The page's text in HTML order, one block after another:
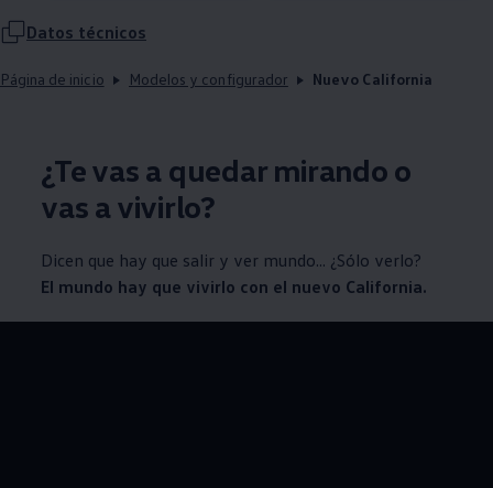
Datos técnicos
Página de inicio Modelos y configurador Nuevo California
¿Te vas a quedar mirando o
vas a vivirlo?
Dicen que hay que salir y ver mundo... ¿Sólo verlo?
El mundo hay que vivirlo con el nuevo California.